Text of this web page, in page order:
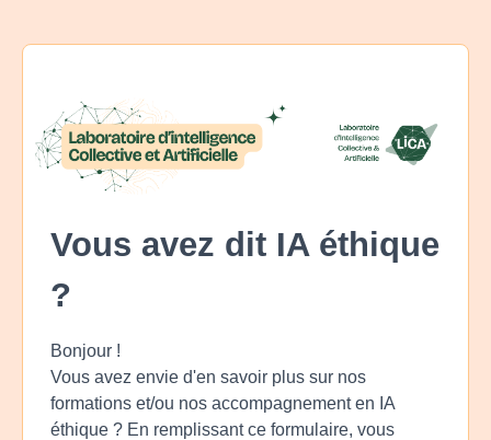
Vous avez dit IA éthique
?
Bonjour !
Vous avez envie d'en savoir plus sur nos
formations et/ou nos accompagnement en IA
éthique ? En remplissant ce formulaire, vous